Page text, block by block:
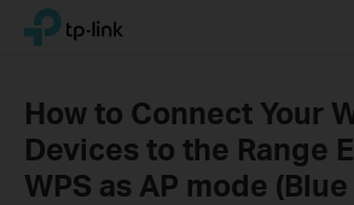
Click
navigation
TP-Link, Reliably Smart
How to Connect Your
Devices to the Range
WPS as AP mode (Blue